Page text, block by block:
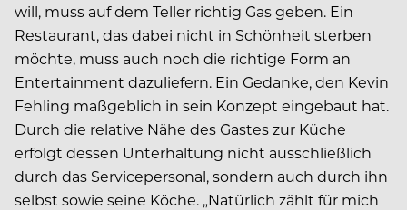
will, muss auf dem Teller richtig Gas geben. Ein
Restaurant, das dabei nicht in Schönheit sterben
möchte, muss auch noch die richtige Form an
Entertainment dazuliefern. Ein Gedanke, den Kevin
Fehling maßgeblich in sein Konzept eingebaut hat.
Durch die relative Nähe des Gastes zur Küche
erfolgt dessen Unterhaltung nicht ausschließlich
durch das Servicepersonal, sondern auch durch ihn
selbst sowie seine Köche. „Natürlich zählt für mich